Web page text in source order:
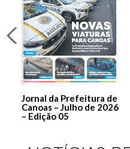
Jornal da Prefeitura de
Canoas – Julho de 2026
– Edição 05